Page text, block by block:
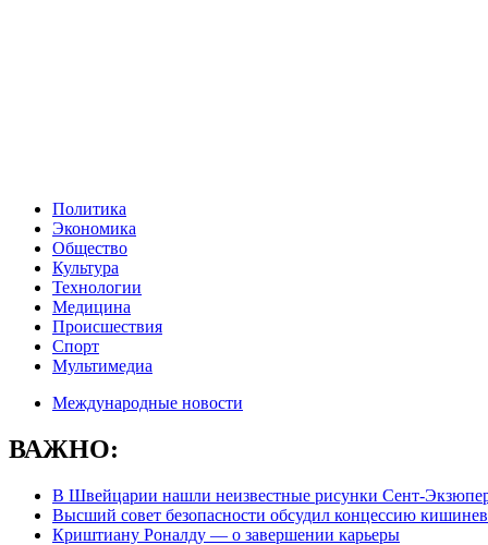
Политика
Экономика
Общество
Культура
Технологии
Медицина
Происшествия
Спорт
Мультимедиа
Международные новости
ВАЖНО:
В Швейцарии нашли неизвестные рисунки Сент-
Высший совет безопасности обсудил концессию
Криштиану Роналду — о завершении карьеры